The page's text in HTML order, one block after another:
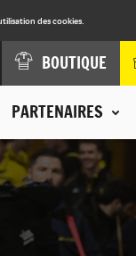
des cookies.
PARTENAIRES
BOUTIQUE